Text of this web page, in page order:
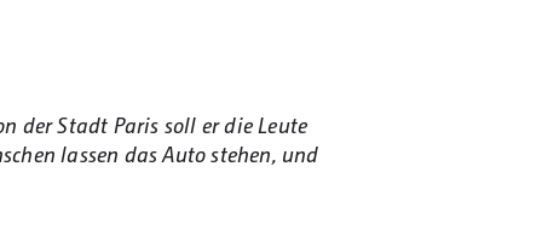
der Stadt Paris soll er die Leute
lassen das Auto stehen, und